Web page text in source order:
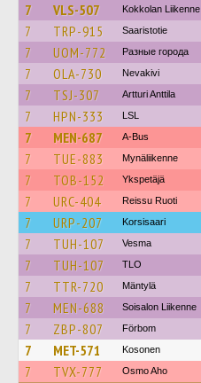
7 VLS-507 Kokkolan Liikenne
7 TRP-915 Saaristotie
7 UOM-772 Разные города
7 OLA-730 Nevakivi
7 TSJ-307 Artturi Anttila
7 HPN-333 LSL
7 MEN-687 A-Bus
7 TUE-883 Mynäliikenne
7 TOB-152 Ykspetäjä
7 URC-404 Reissu Ruoti
7 URP-207 Korsisaari
7 TUH-107 Vesma
7 TUH-107 TLO
7 TTR-720 Mäntylä
7 MEN-688 Soisalon Liikenne
7 ZBP-807 Förbom
7 MET-571 Kosonen
7 TVX-777 Osmo Aho